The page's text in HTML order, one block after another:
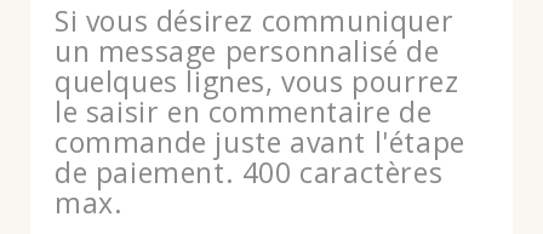
Si vous désirez communiquer
un message personnalisé de
quelques lignes, vous pourrez
le saisir en commentaire de
commande juste avant l'étape
de paiement. 400 caractères
max.